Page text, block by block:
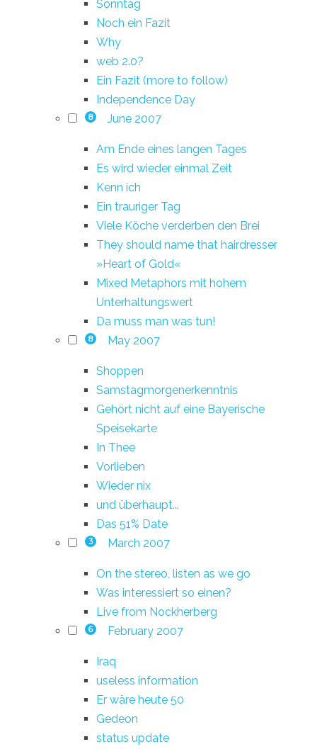
Sonntag
Noch ein Fazit
Why
web 2.0?
Ein Fazit (more to follow)
Independence Day
8 June 2007
Am Ende eines langen Tages
Es wird wieder einmal Zeit
Kenn ich
Ein trauriger Tag
Viele Köche verderben den Brei
They should name that hairdresser
»Heart of Gold«
Mixed Metaphors mit hohem
Unterhaltungswert
Da muss man was tun!
8 May 2007
Shoppen
Samstagmorgenerkenntnis
Gehört nicht auf eine Bayerische
Speisekarte
In Thee
Vorlieben
Wieder nix
und überhaupt...
Das 51% Date
3 March 2007
On the stereo, listen as we go
Was interessiert so einen?
Live from Nockherberg
6 February 2007
Iraq
useless information
Er wäre heute 50
Gedeon
status update